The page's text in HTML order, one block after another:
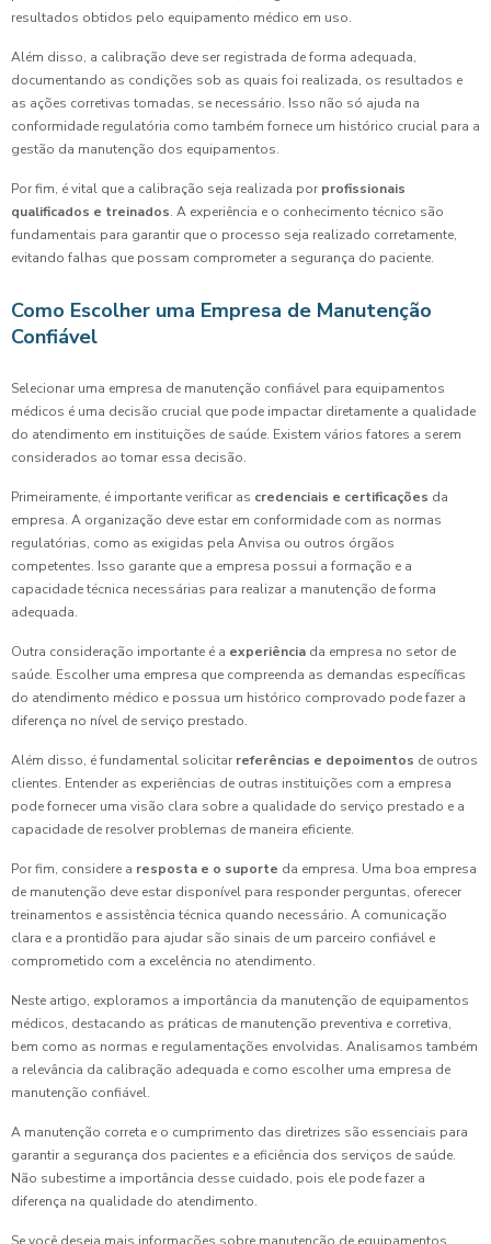
resultados obtidos pelo equipamento médico em uso.
Além disso, a calibração deve ser registrada de forma adequada,
documentando as condições sob as quais foi realizada, os resultados e
as ações corretivas tomadas, se necessário. Isso não só ajuda na
conformidade regulatória como também fornece um histórico crucial para a
gestão da manutenção dos equipamentos.
Por fim, é vital que a calibração seja realizada por profissionais
qualificados e treinados. A experiência e o conhecimento técnico são
fundamentais para garantir que o processo seja realizado corretamente,
evitando falhas que possam comprometer a segurança do paciente.
Como Escolher uma Empresa de Manutenção
Confiável
Selecionar uma empresa de manutenção confiável para equipamentos
médicos é uma decisão crucial que pode impactar diretamente a qualidade
do atendimento em instituições de saúde. Existem vários fatores a serem
considerados ao tomar essa decisão.
Primeiramente, é importante verificar as credenciais e certificações da
empresa. A organização deve estar em conformidade com as normas
regulatórias, como as exigidas pela Anvisa ou outros órgãos
competentes. Isso garante que a empresa possui a formação e a
capacidade técnica necessárias para realizar a manutenção de forma
adequada.
Outra consideração importante é a experiência da empresa no setor de
saúde. Escolher uma empresa que compreenda as demandas específicas
do atendimento médico e possua um histórico comprovado pode fazer a
diferença no nível de serviço prestado.
Além disso, é fundamental solicitar referências e depoimentos de outros
clientes. Entender as experiências de outras instituições com a empresa
pode fornecer uma visão clara sobre a qualidade do serviço prestado e a
capacidade de resolver problemas de maneira eficiente.
Por fim, considere a resposta e o suporte da empresa. Uma boa empresa
de manutenção deve estar disponível para responder perguntas, oferecer
treinamentos e assistência técnica quando necessário. A comunicação
clara e a prontidão para ajudar são sinais de um parceiro confiável e
comprometido com a excelência no atendimento.
Neste artigo, exploramos a importância da manutenção de equipamentos
médicos, destacando as práticas de manutenção preventiva e corretiva,
bem como as normas e regulamentações envolvidas. Analisamos também
a relevância da calibração adequada e como escolher uma empresa de
manutenção confiável.
A manutenção correta e o cumprimento das diretrizes são essenciais para
garantir a segurança dos pacientes e a eficiência dos serviços de saúde.
Não subestime a importância desse cuidado, pois ele pode fazer a
diferença na qualidade do atendimento.